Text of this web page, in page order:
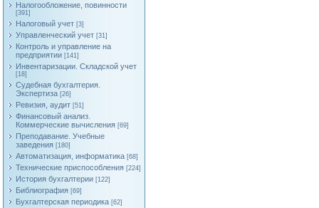
Налогообложение, повинности
[391]
Налоговый учет [3]
Управленческий учет [31]
Контроль и управление на
предприятии [141]
Инвентаризации. Складской учет
[18]
Судебная бухгалтерия.
Экспертиза [26]
Ревизия, аудит [51]
Финансовый анализ.
Коммерческие вычисления [69]
Преподавание. Учебные
заведения [180]
Автоматизация, информатика [68]
Технические приспособления [224]
История бухгалтерии [122]
Библиография [69]
Бухгалтерская периодика [62]